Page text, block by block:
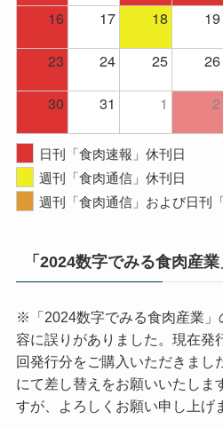
16
17 18 19
23
24 25 26
30
31 1 2
日刊「食肉速報」休刊日
週刊「食肉通信」休刊日
週刊「食肉通信」および日刊
「2024数字でみる食肉産
※「2024数字でみる食肉産業」
容に誤りがありました。現在発
回発行分をご購入いただきまし
にて差し替えをお願いいたしま
すが、よろしくお願い申し上げ